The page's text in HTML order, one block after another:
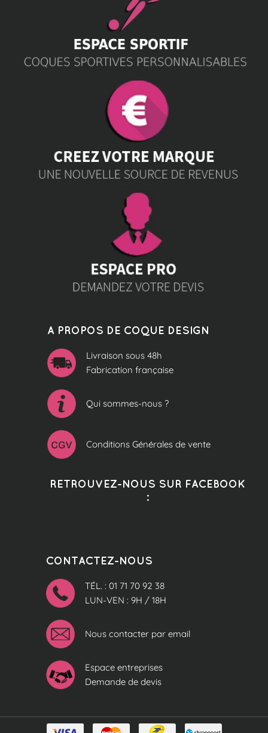
A PROPOS DE COQUE DESIGN
Livraison sous 48h
Fabrication française
Qui sommes-nous ?
Conditions Générales de vente
RETROUVEZ-NOUS SUR FACEBOOK
:
CONTACTEZ-NOUS
TÉL. : 01 71 70 92 38
LUN-VEN : 9H / 18H
Nous contacter par email
Espace entreprises
Demande de devis